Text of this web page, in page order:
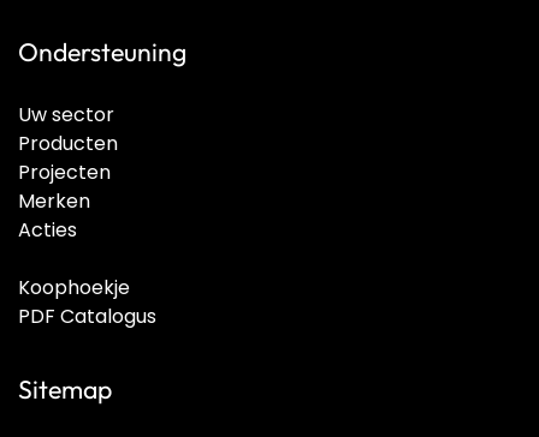
Ondersteuning
Uw sector
Producten
Projecten
Merken
Acties
Koophoekje
PDF Catalogus
Sitemap